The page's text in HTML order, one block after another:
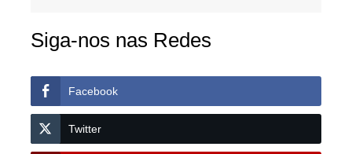
Siga-nos nas Redes
Facebook
Twitter